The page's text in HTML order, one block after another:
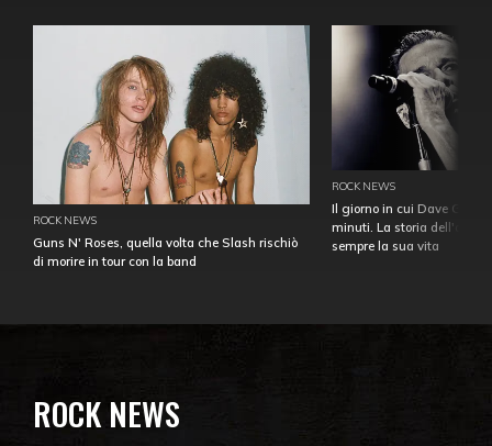
ROCK NEWS
Guns N' Roses, quella volta che Slash rischiò
di morire in tour con la band
ROCK NEWS
Il giorno in cui Dave
minuti. La storia
sempre la sua vita
ROCK NEWS